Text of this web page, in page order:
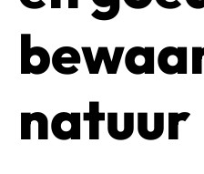
natuur